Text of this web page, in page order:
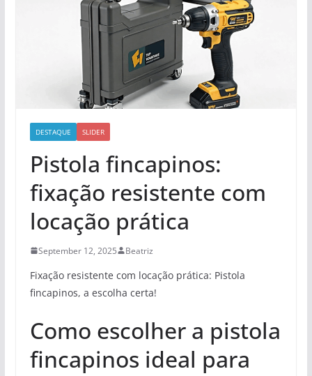
DESTAQUE SLIDER
Pistola fincapinos:
fixação resistente com
locação prática
September 12, 2025 Beatriz
Fixação resistente com locação prática: Pistola
fincapinos, a escolha certa!
Como escolher a pistola
fincapinos ideal para